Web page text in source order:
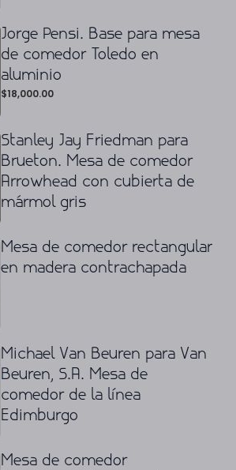
Jorge Pensi. Base para mesa
de comedor Toledo en
aluminio
$18,000.00
Stanley Jay Friedman para
Brueton. Mesa de comedor
Arrowhead con cubierta de
mármol gris
Mesa de comedor rectangular
en madera contrachapada
Michael Van Beuren para Van
Beuren, S.A. Mesa de
comedor de la línea
Edimburgo
Mesa de comedor